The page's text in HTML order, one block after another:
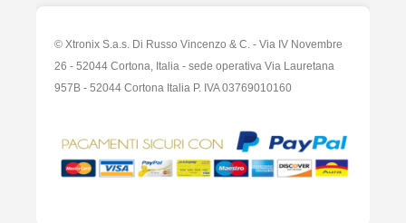
© Xtronix S.a.s. Di Russo Vincenzo & C. - Via IV Novembre
26 - 52044 Cortona, Italia - sede operativa Via Lauretana
957B - 52044 Cortona Italia P. IVA 03769010160